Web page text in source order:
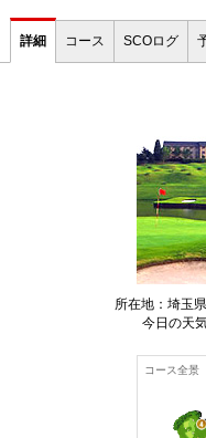
詳細 コース SCOログ
所在地：埼玉
今日の天
コース全景